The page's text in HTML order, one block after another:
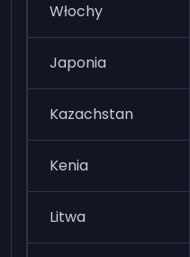
Włochy
Japonia
Kazachstan
Kenia
Litwa